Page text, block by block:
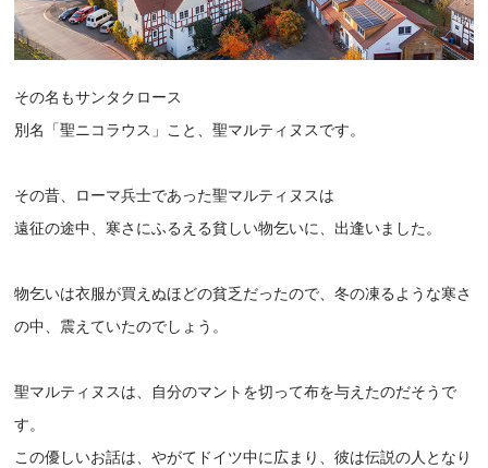
その名もサンタクロース
別名「聖ニコラウス」こと、聖マルティヌスです。
その昔、ローマ兵士であった聖マルティヌスは
遠征の途中、寒さにふるえる貧しい物乞いに、出逢いました。
物乞いは衣服が買えぬほどの貧乏だったので、冬の凍るような寒さ
の中、震えていたのでしょう。
聖マルティヌスは、自分のマントを切って布を与えたのだそうで
す。
この優しいお話は、やがてドイツ中に広まり、彼は伝説の人となり